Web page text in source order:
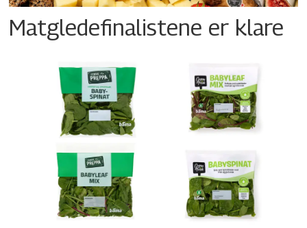
Matgledefinalistene er klare